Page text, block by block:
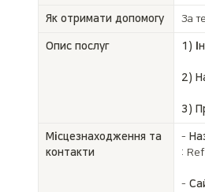
Як отримати допомогу За
Опис послуг 1)
2)
3)
Місцезнаходження та
контакти
-
:
-